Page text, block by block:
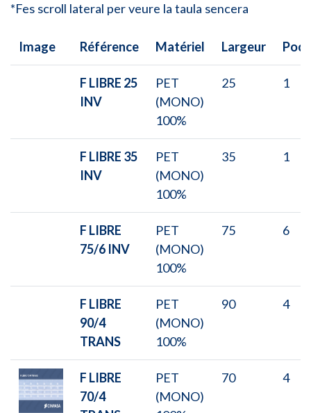
*Fes scroll lateral per veure la taula sencera
Image Référence Matériel Largeur
F LIBRE 25
INV
PET
(MONO)
100%
25 1
F LIBRE 35
INV
PET
(MONO)
100%
35 1
F LIBRE
75/6 INV
PET
(MONO)
100%
75 6
F LIBRE
90/4
TRANS
PET
(MONO)
100%
90 4
F LIBRE
70/4
PET
(MONO)
70 4